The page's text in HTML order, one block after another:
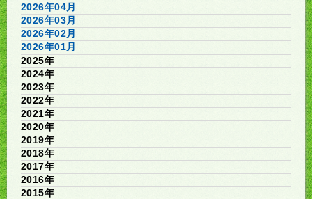
2026年04月
2026年03月
2026年02月
2026年01月
2025年
2024年
2023年
2022年
2021年
2020年
2019年
2018年
2017年
2016年
2015年